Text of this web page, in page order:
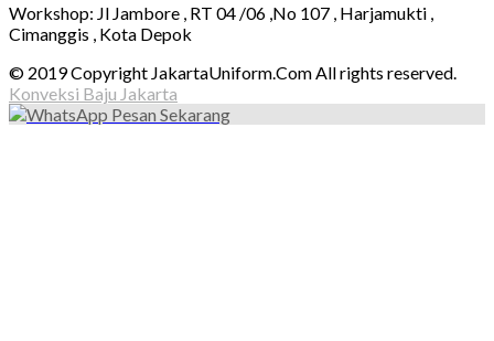
Workshop: Jl Jambore , RT 04 /06 ,No 107 , Harjamukti ,
Cimanggis , Kota Depok
© 2019 Copyright JakartaUniform.Com All rights reserved.
Konveksi Baju Jakarta
Pesan Sekarang